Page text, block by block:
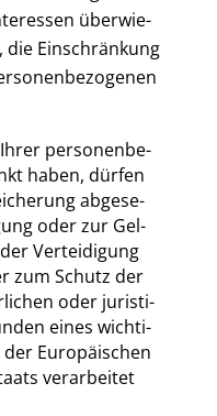
über­wie­
die Ein­schrän­kung
per­so­nen­be­
haben, dür­fen
abge­se­
oder zur Gel­
Ver­tei­di­gung
zum Schutz der
oder juris­ti­
eines wich­ti­
Euro­päi­schen
ver­ar­bei­tet